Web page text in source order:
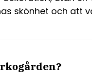
skönhet och att